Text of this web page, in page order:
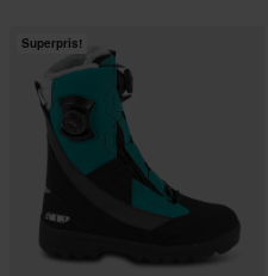
Superpris!